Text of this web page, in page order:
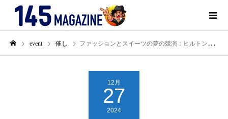
event 催し ファッションとスイーツの夢の競演：ヒルトン東京『ストロベリーレオパード ファッションウィーク』
12月
27
2024